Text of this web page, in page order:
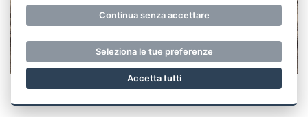
Continua senza accettare
Seleziona le tue preferenze
Accetta tutti